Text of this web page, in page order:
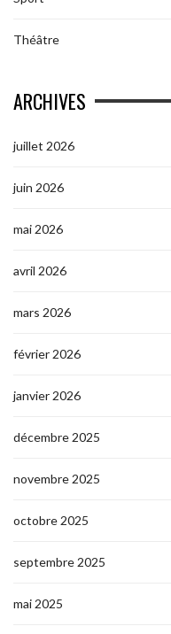
Théâtre
ARCHIVES
juillet 2026
juin 2026
mai 2026
avril 2026
mars 2026
février 2026
janvier 2026
décembre 2025
novembre 2025
octobre 2025
septembre 2025
mai 2025